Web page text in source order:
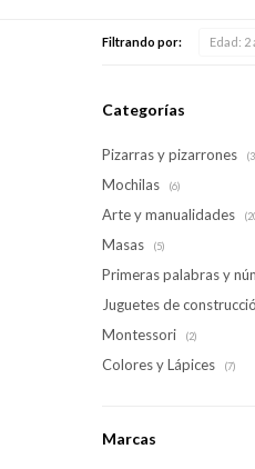
Filtrando por: Edad: 2
Categorías
Pizarras y pizarrones
Mochilas (6)
Arte y manualidades
Masas (5)
Primeras palabras y
Juguetes de
Montessori (2)
Colores y Lápices (7)
Marcas